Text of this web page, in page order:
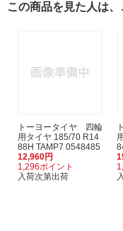
この商品を見た人は
トーヨータイヤ 四輪
用タイヤ 185/70 R14
88H TAMP7 0548485
12,960円
1,296ポイント
入荷次第出荷